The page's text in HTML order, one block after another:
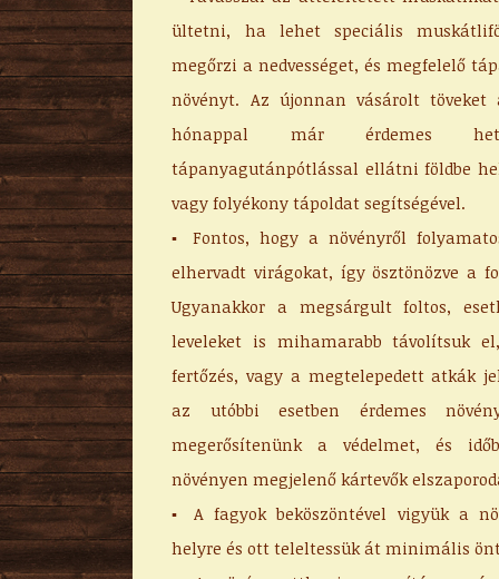
ültetni, ha lehet speciális
megőrzi a nedvességet, és megfelelő
növényt. Az újonnan vásárolt
hónappal már érdemes
tápanyagutánpótlással ellátni földbe
vagy folyékony tápoldat segítségével.
▪ Fontos, hogy a növényről
elhervadt virágokat, így ösztönözve a
Ugyanakkor a megsárgult foltos,
leveleket is mihamarabb távolítsuk
fertőzés, vagy a megtelepedett atkák
az utóbbi esetben érdemes
megerősítenünk a védelmet, és
növényen megjelenő kártevők
▪ A fagyok beköszöntével vigyük a
helyre és ott teleltessük át minimális